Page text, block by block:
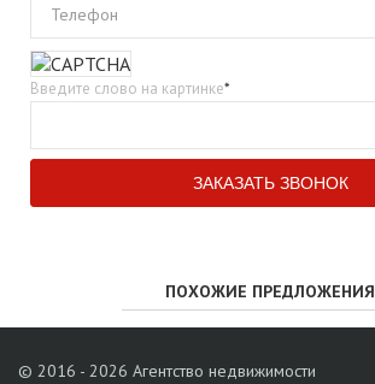
Телефон
Введите слово на картинке*
ПОХОЖИЕ ПРЕДЛОЖЕНИЯ
© 2016 - 2026 Агентство недвижимости